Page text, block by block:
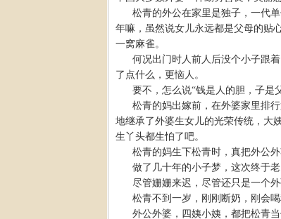
松青的外公在家里是独子，一代
年嘛，虽然说女儿永远都是父母的贴
一窝麻雀。
何况出门时人前人后没个小子跟
了点什么，更恼人。
要不，怎么说“钱是人的胆，子是
松青的妈出嫁前，在外婆家里排
地继承了外婆生女儿的光荣传统，大
生丫头都生怕了吧。
松青的妈生下松青时，真把外公外
做了几十年的小子梦，这次终于老
尽管姗姗来迟，尽管还只是一个
松青不到一岁，刚刚断奶，刚会
外公外婆，四姨小姨，都把松青